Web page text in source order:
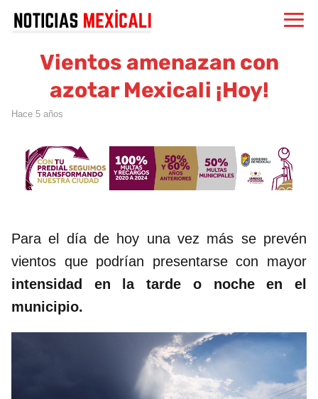
Vientos amenazan con
azotar Mexicali ¡Hoy!
hace 5 años
Para el día de hoy una vez más se prevén
vientos que podrían presentarse con mayor
intensidad en la tarde o noche en el
municipio.